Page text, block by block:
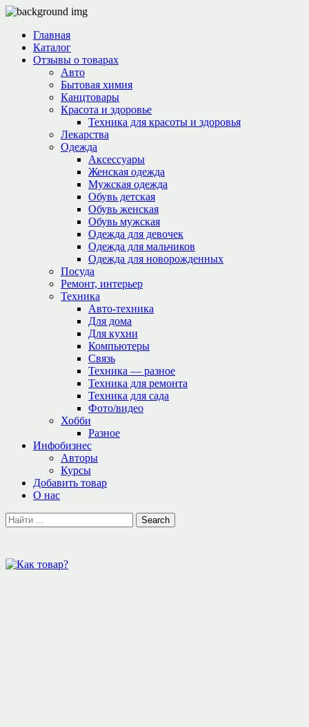
Главная
Каталог
Отзывы о товарах
Авто
Бытовая химия
Канцтовары
Красота и здоровье
Техника для красоты и здоровья
Лекарства
Одежда
Аксессуары
Женская одежда
Мужская одежда
Обувь детская
Обувь женская
Обувь мужская
Одежда для девочек
Одежда для мальчиков
Одежда для новорожденных
Посуда
Ремонт, интерьер
Техника
Авто-техника
Для дома
Для кухни
Компьютеры
Связь
Техника — разное
Техника для ремонта
Техника для сада
Фото/видео
Хобби
Разное
Инфобизнес
Авторы
Курсы
Добавить товар
О нас